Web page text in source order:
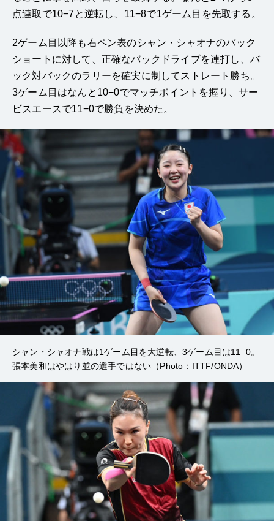
点連取で10−7と逆転し、11−8で1ゲーム目を先取する。
2ゲーム目以降も右ペン表のシャン・シャオナのバック
ショートに対して、正確なバックドライブを連打し、バ
ック対バックのラリーを確実に制してストレート勝ち。
3ゲーム目はなんと10−0でマッチポイントを握り、サー
ビスエースで11−0で勝負を決めた。
シャン・シャオナ戦は1ゲーム目を大逆転、3ゲーム目は11−0。
張本美和はやはり並の選手ではない（Photo：ITTF/ONDA）